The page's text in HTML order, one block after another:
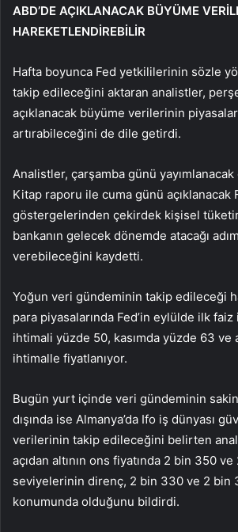
ABD’DE AÇIKLANACAK BÜYÜME
HAREKETLENDİREBİLİR
Hafta boyunca Fed yetkililerinin sözle
takip edileceğini aktaran analistler,
açıklanacak büyüme verilerinin
artırabileceğini de dile getirdi.
Analistler, çarşamba günü yayımlanacak
Kitap raporu ile cuma günü açıklanacak
göstergelerinden çekirdek kişisel
bankanın gelecek dönemde atacağı
verebileceğini kaydetti.
Yoğun veri gündeminin takip edileceği
para piyasalarında Fed’in eylülde ilk
ihtimali yüzde 50, kasımda yüzde 63 ve
ihtimalle fiyatlanıyor.
Bugün yurt içinde veri gündeminin
dışında ise Almanya’da Ifo iş dünyası
verilerinin takip edileceğini belirten
açıdan altının ons fiyatında 2 bin 350
seviyelerinin direnç, 2 bin 330 ve 2 bin
konumunda olduğunu bildirdi.